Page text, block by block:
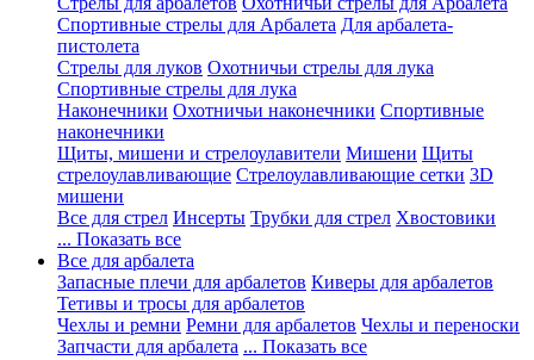
Спортивные стрелы для Арбалета Для арбалета-
пистолета
Стрелы для луков Охотничьи стрелы для лука
Спортивные стрелы для лука
Наконечники Охотничьи наконечники Спортивные
наконечники
Щиты, мишени и стрелоулавители Мишени Щиты
стрелоулавливающие Стрелоулавливающие сетки 3D
мишени
Все для стрел Инсерты Трубки для стрел Хвостовики
... Показать все
Все для арбалета
Запасные плечи для арбалетов Киверы для арбалетов
Тетивы и тросы для арбалетов
Чехлы и ремни Ремни для арбалетов Чехлы и переноски
Запчасти для арбалета ... Показать все